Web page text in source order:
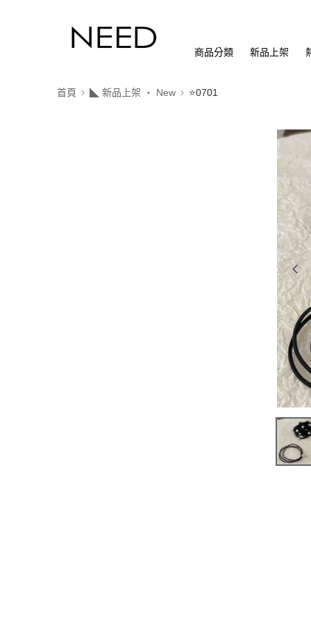
商品分類 新品上架
首頁 ◣ 新品上架 ‧ New ⭐0701